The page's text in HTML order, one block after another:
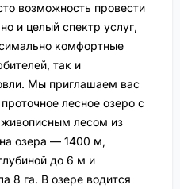
возможность провести
и целый спектр услуг,
комфортные
так и
Мы приглашаем вас
лесное озеро с
лесом из
озера — 1400 м,
до 6 м и
8 га. В озере водится